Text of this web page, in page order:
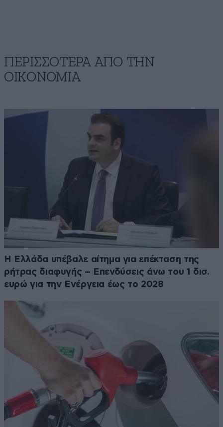
ΠΕΡΙΣΣΟΤΕΡΑ ΑΠΟ ΤΗΝ
ΟΙΚΟΝΟΜΙΑ
Η Ελλάδα υπέβαλε αίτημα για επέκταση της
ρήτρας διαφυγής – Επενδύσεις άνω του 1 δισ.
ευρώ για την Ενέργεια έως το 2028